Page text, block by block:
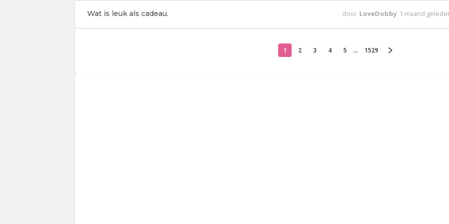
Wat is leuk als cadeau. door LoveDobby 1 maand
1 2 3 4 5 ... 1529